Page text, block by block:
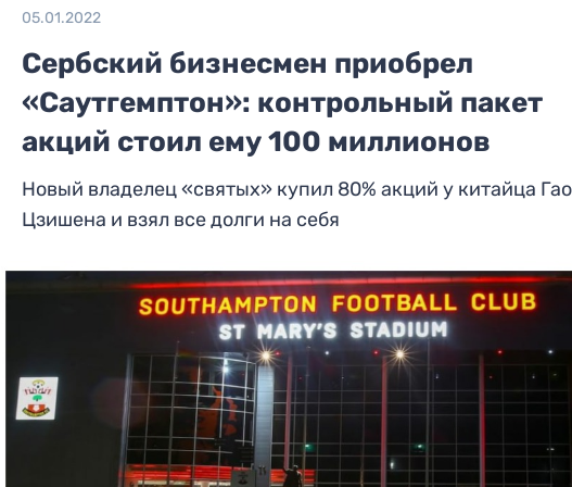
05.01.2022
Сербский бизнесмен приобрел
«Саутгемптон»: контрольный пакет
акций стоил ему 100 миллионов
Новый владелец «святых» купил 80% акций у китайца Гао
Цзишена и взял все долги на себя